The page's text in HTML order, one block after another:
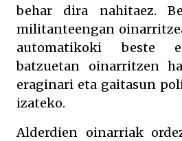
behar dira nahitaez.
militanteengan
automatikoki beste
batzuetan oinarritzen
eraginari eta gaitasun
izateko.
Alderdien oinarriak